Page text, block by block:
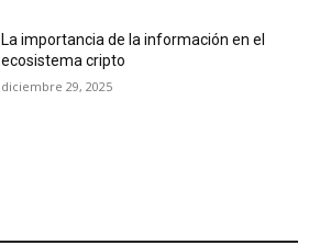
La importancia de la información en el
ecosistema cripto
diciembre 29, 2025